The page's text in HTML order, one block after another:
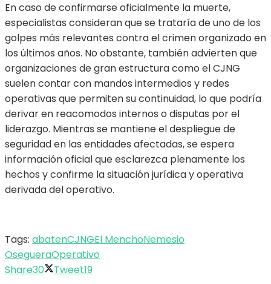
En caso de confirmarse oficialmente la muerte,
especialistas consideran que se trataría de uno de los
golpes más relevantes contra el crimen organizado en
los últimos años. No obstante, también advierten que
organizaciones de gran estructura como el CJNG
suelen contar con mandos intermedios y redes
operativas que permiten su continuidad, lo que podría
derivar en reacomodos internos o disputas por el
liderazgo. Mientras se mantiene el despliegue de
seguridad en las entidades afectadas, se espera
información oficial que esclarezca plenamente los
hechos y confirme la situación jurídica y operativa
derivada del operativo.
Tags: abatenCJNGEl MenchoNemesio
OsegueraOperativo
Share30 Tweet19